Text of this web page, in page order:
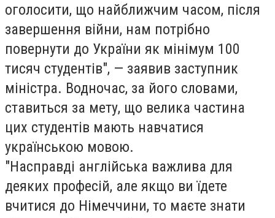
оголосити, що найближчим часом, після
завершення війни, нам потрібно
повернути до України як мінімум 100
тисяч студентів", — заявив заступник
міністра. Водночас, за його словами,
ставиться за мету, що велика частина
цих студентів мають навчатися
українською мовою.
"Насправді англійська важлива для
деяких професій, але якщо ви їдете
вчитися до Німеччини, то маєте знати